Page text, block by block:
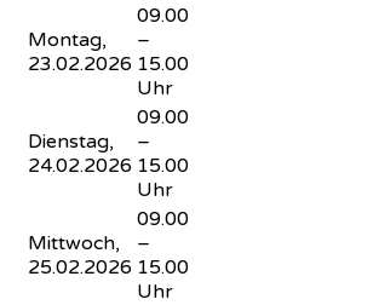
Montag,
23.02.2026
09.00
–
15.00
Uhr
Dienstag,
24.02.2026
09.00
–
15.00
Uhr
Mittwoch,
25.02.2026
09.00
–
15.00
Uhr